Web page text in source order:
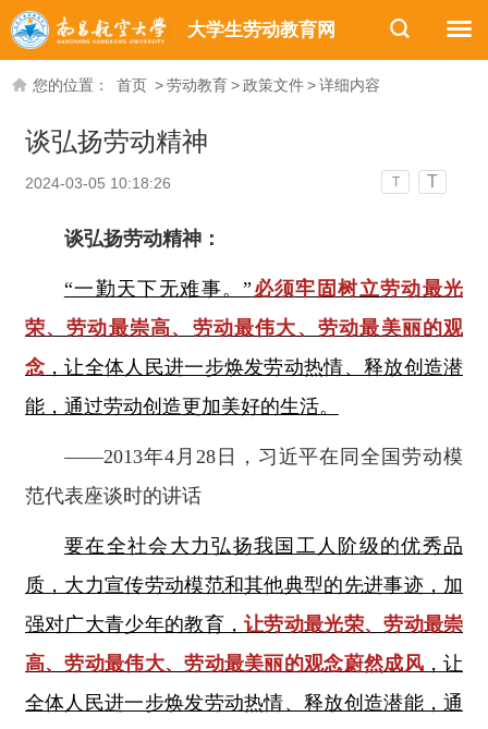
大学生劳动教育网
您的位置： 首页 >劳动教育>政策文件>详细内容
谈弘扬劳动精神
2024-03-05 10:18:26 T T
谈弘扬劳动精神：
“一勤天下无难事。” 必须牢固树立劳动最光
荣、劳动最崇高、劳动最伟大、劳动最美丽的观
念，让全体人民进一步焕发劳动热情、释放创造潜
能，通过劳动创造更加美好的生活。
——2013年4月28日，习近平在同全国劳动模
范代表座谈时的讲话
要在全社会大力弘扬我国工人阶级的优秀品
质，大力宣传劳动模范和其他典型的先进事迹，加
强对广大青少年的教育，让劳动最光荣、劳动最崇
高、劳动最伟大、劳动最美丽的观念蔚然成风，让
全体人民进一步焕发劳动热情、释放创造潜能，通